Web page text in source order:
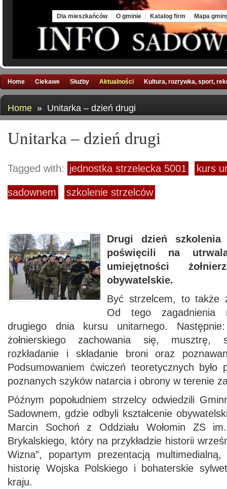
Dla mieszkańców O gminie Katalog firm Mapa
Home Ciekawe Służby Aktualności Kultura, rozrywka, sport,
Home » Unitarka – dzień drugi
Unitarka – dzień drugi
Tagged with: jednostka strzelecka 5001 kurs
sadownem szkolenie strzelców
Drugi dzień
poświęcili na
umiejętności
obywatelskie.
Być strzelcem, to także
Od tego zagadnienia
drugiego dnia kursu unitarnego.
żołnierskiego zachowania się, musztrę,
rozkładanie i składanie broni oraz
Podsumowaniem ćwiczeń teoretycznych było
poznanych szyków natarcia i obrony w terenie
Późnym popołudniem strzelcy odwiedzili
Sadownem, gdzie odbyli kształcenie
Marcin Sochoń z Oddziału Wołomin ZS
Brykalskiego, który na przykładzie historii
Wizna”, popartym prezentacją multimedialną,
historię Wojska Polskiego i bohaterskie
kraju.